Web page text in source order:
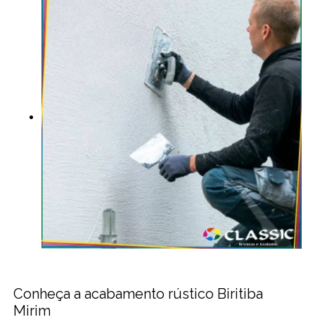
Conheça a acabamento rústico Biritiba
Mirim